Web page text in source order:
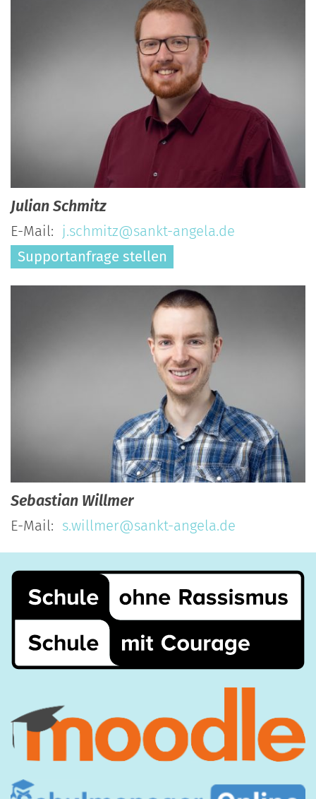
JulianSchmitz
E-Mail:
j.schmitz@sankt-angela.de
Supportanfrage stellen
Sebastian Willmer
E-Mail: s.willmer@sankt-angela.de